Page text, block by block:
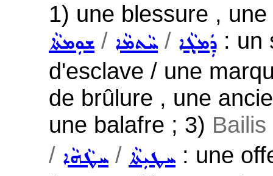
1) une blessure ,
ܫܘܼܡܬܵܐ / ܚܵܬܡܵܐ / ܕܲܡܓ݂ܵܐ : un
d'esclave / une
de brûlure , une
une balafre ; 3)
/ ܚܛܵܗܵܐ / ܚܛܝܼܬܵܐ : une